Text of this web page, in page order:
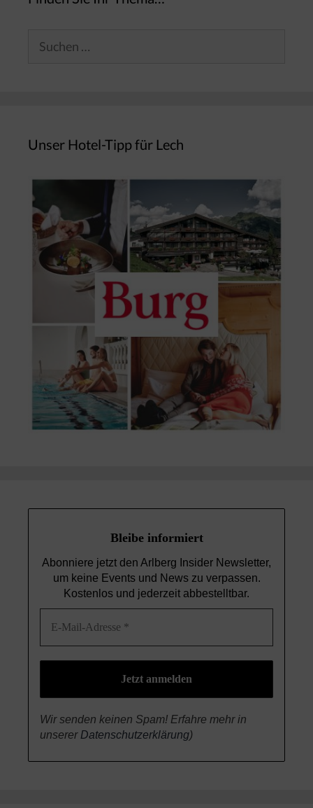
Unser Hotel-Tipp für Lech
Bleibe informiert
Abonniere jetzt den Arlberg Insider Newsletter,
um keine Events und Newszu verpassen.
Kostenlos und jederzeit abbestelltbar.
Wir senden keinen Spam! Erfahre mehr in
unserer Datenschutzerklärung)